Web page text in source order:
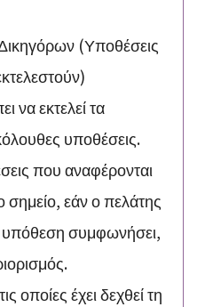
(Υποθέσεις
να εκτελεί τα
υποθέσεις.
που αναφέρονται
σημείο, εάν ο πελάτης
υπόθεση συμφωνήσει,
οποίες έχει δεχθεί τη